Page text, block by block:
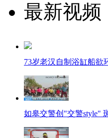
最新视频
73岁老汉自制浴缸船欲
如皋交警创"交警style"